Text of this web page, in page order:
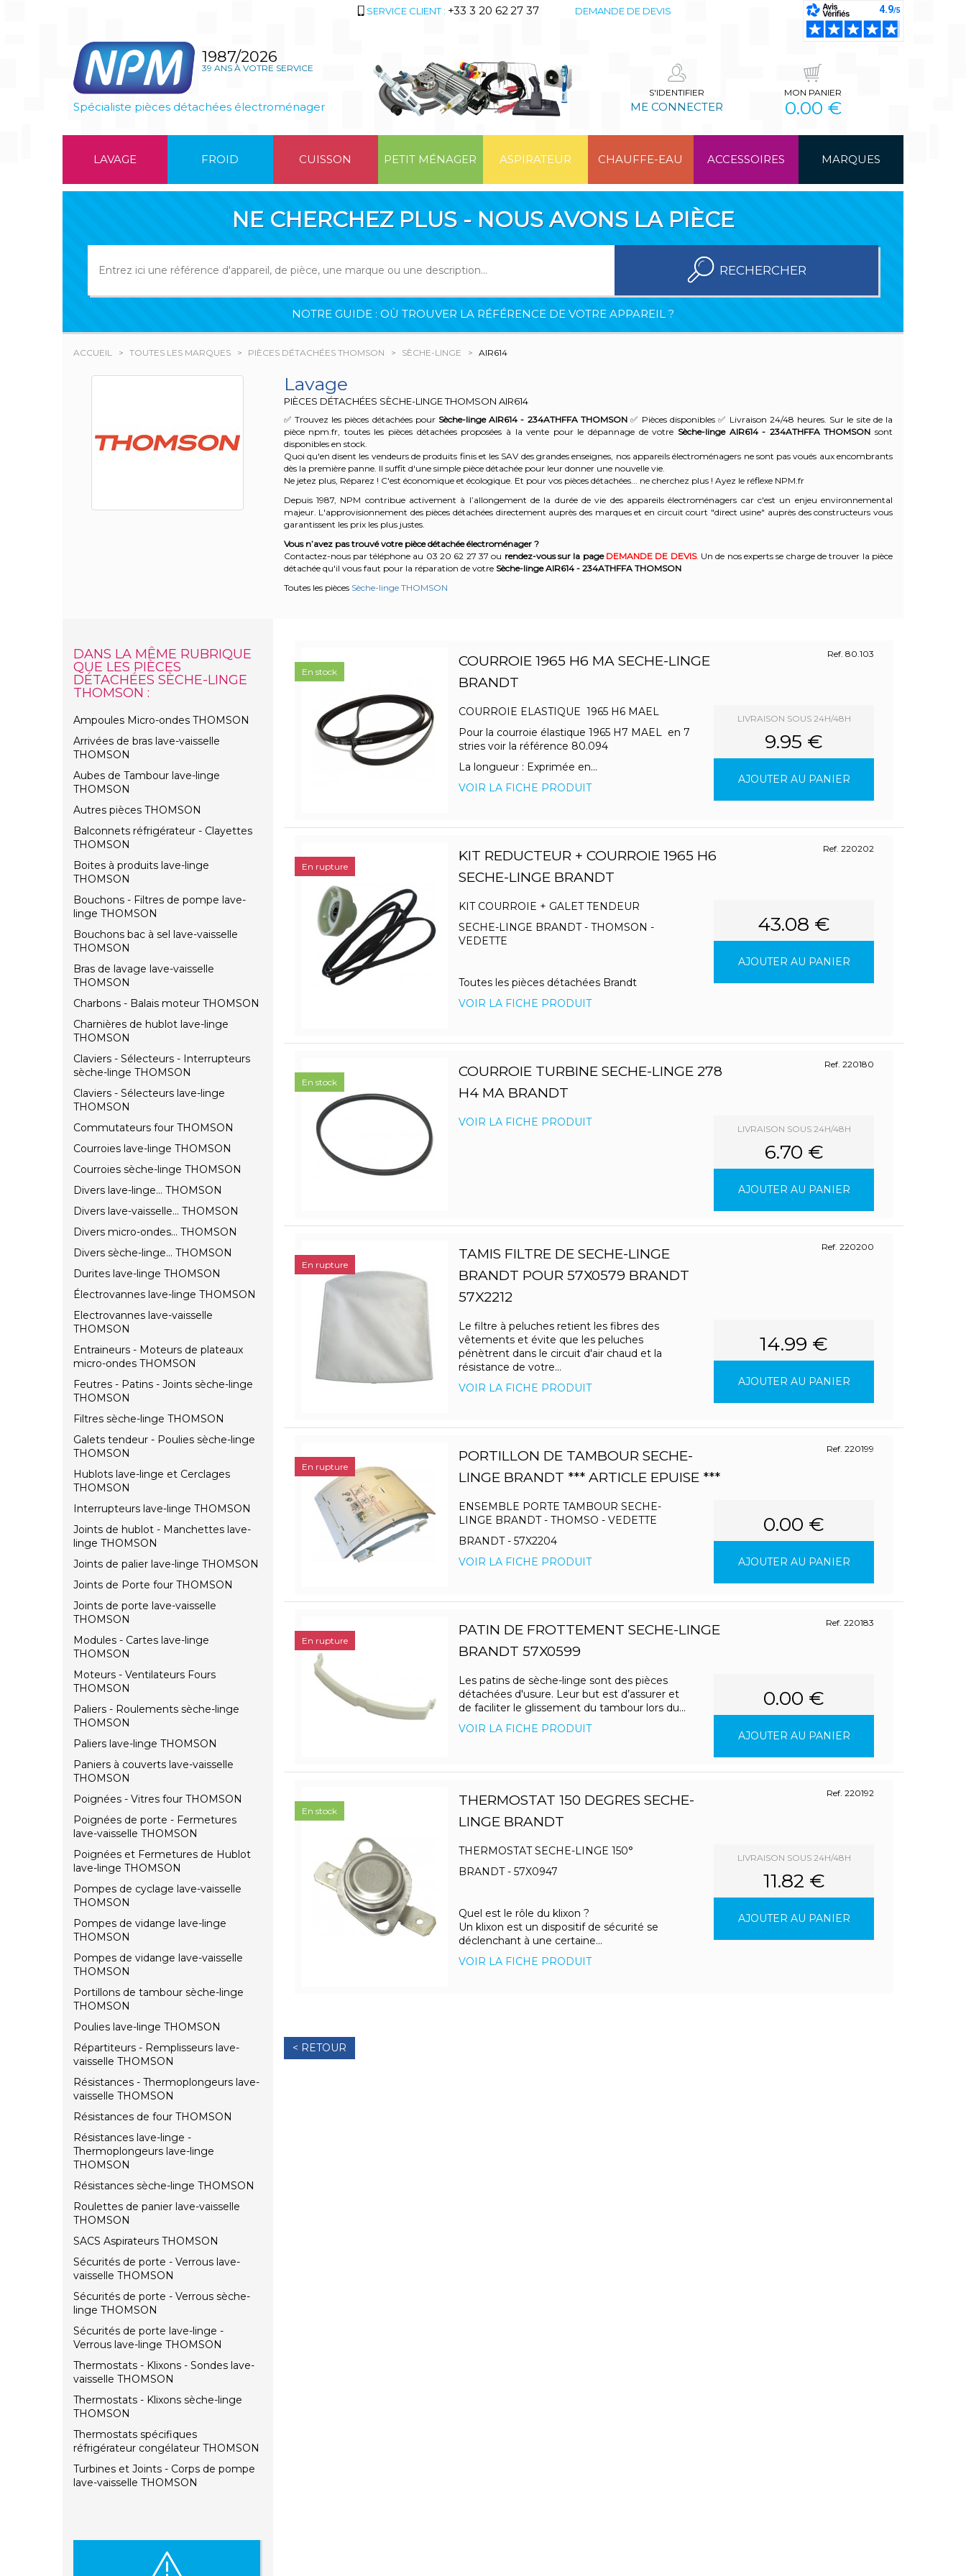
SERVICE CLIENT : +33 3 20 62 27 37 DEMANDE DE DEVIS
1987/2026
39 ANS À VOTRE SERVICE
Spécialiste pièces détachées électroménager
S'IDENTIFIER
ME CONNECTER
MON PANIER
0.00 €
LAVAGE FROID CUISSON PETIT MÉNAGER ASPIRATEUR CHAUFFE-EAU ACCESSOIRES MARQUES
NE CHERCHEZ PLUS - NOUS AVONS LA PIÈCE
RECHERCHER
NOTRE GUIDE : OÙ TROUVER LA RÉFÉRENCE DE VOTRE APPAREIL ?
ACCUEIL TOUTES LES MARQUES PIÈCES DÉTACHÉES THOMSON SÈCHE-LINGE AIR614
Lavage
PIÈCES DÉTACHÉES SÈCHE-LINGE THOMSON AIR614
✅ Trouvez les pièces détachées pour Sèche-linge AIR614 - 234ATHFFA THOMSON✅ Pièces disponibles ✅ Livraison 24/48 heures. Sur le site de la
pièce npm.fr, toutes les pièces détachées proposées à la vente pour le dépannage de votre Sèche-linge AIR614 - 234ATHFFA THOMSON sont
disponibles en stock.
Quoi qu'en disent les vendeurs de produits finis et les SAV des grandes enseignes, nos appareils électroménagers ne sont pas voués aux encombrants
dès la première panne. Il suffit d'une simple pièce détachée pour leur donner une nouvelle vie.
Ne jetez plus, Réparez ! C'est économique et écologique. Et pour vos pièces détachées... ne cherchez plus ! Ayez le réflexe NPM.fr
Depuis 1987, NPM contribue activement à l’allongement de la durée de vie des appareils électroménagers car c'est un enjeu environnemental
majeur. L'approvisionnement des pièces détachées directement auprès des marques et en circuit court "direct usine" auprès des constructeurs vous
garantissent les prix les plus justes.
Vous n’avez pas trouvé votre pièce détachée électroménager ?
Contactez-nous par téléphone au 03 20 62 27 37 ou rendez-vous sur la page DEMANDE DE DEVIS. Un de nos experts se charge de trouver la pièce
détachée qu'il vous faut pour la réparation de votre Sèche-linge AIR614 - 234ATHFFA THOMSON
Toutes les pièces Sèche-linge THOMSON
DANS LA MÊME RUBRIQUE
QUE LES PIÈCES
DÉTACHÉES SÈCHE-LINGE
THOMSON :
Ampoules Micro-ondes THOMSON
Arrivées de bras lave-vaisselle
THOMSON
Aubes de Tambour lave-linge
THOMSON
Autres pièces THOMSON
Balconnets réfrigérateur - Clayettes
THOMSON
Boites à produits lave-linge
THOMSON
Bouchons - Filtres de pompe lave-
linge THOMSON
Bouchons bac à sel lave-vaisselle
THOMSON
Bras de lavage lave-vaisselle
THOMSON
Charbons - Balais moteur THOMSON
Charnières de hublot lave-linge
THOMSON
Claviers - Sélecteurs - Interrupteurs
sèche-linge THOMSON
Claviers - Sélecteurs lave-linge
THOMSON
Commutateurs four THOMSON
Courroies lave-linge THOMSON
Courroies sèche-linge THOMSON
Divers lave-linge... THOMSON
Divers lave-vaisselle... THOMSON
Divers micro-ondes... THOMSON
Divers sèche-linge... THOMSON
Durites lave-linge THOMSON
Électrovannes lave-linge THOMSON
Electrovannes lave-vaisselle
THOMSON
Entraineurs - Moteurs de plateaux
micro-ondes THOMSON
Feutres - Patins - Joints sèche-linge
THOMSON
Filtres sèche-linge THOMSON
Galets tendeur - Poulies sèche-linge
THOMSON
Hublots lave-linge et Cerclages
THOMSON
Interrupteurs lave-linge THOMSON
Joints de hublot - Manchettes lave-
linge THOMSON
Joints de palier lave-linge THOMSON
Joints de Porte four THOMSON
Joints de porte lave-vaisselle
THOMSON
Modules - Cartes lave-linge
THOMSON
Moteurs - Ventilateurs Fours
THOMSON
Paliers - Roulements sèche-linge
THOMSON
Paliers lave-linge THOMSON
Paniers à couverts lave-vaisselle
THOMSON
Poignées - Vitres four THOMSON
Poignées de porte - Fermetures
lave-vaisselle THOMSON
Poignées et Fermetures de Hublot
lave-linge THOMSON
Pompes de cyclage lave-vaisselle
THOMSON
Pompes de vidange lave-linge
THOMSON
Pompes de vidange lave-vaisselle
THOMSON
Portillons de tambour sèche-linge
THOMSON
Poulies lave-linge THOMSON
Répartiteurs - Remplisseurs lave-
vaisselle THOMSON
Résistances - Thermoplongeurs lave-
vaisselle THOMSON
Résistances de four THOMSON
Résistances lave-linge -
Thermoplongeurs lave-linge
THOMSON
Résistances sèche-linge THOMSON
Roulettes de panier lave-vaisselle
THOMSON
SACS Aspirateurs THOMSON
Sécurités de porte - Verrous lave-
vaisselle THOMSON
Sécurités de porte - Verrous sèche-
linge THOMSON
Sécurités de porte lave-linge -
Verrous lave-linge THOMSON
Thermostats - Klixons - Sondes lave-
vaisselle THOMSON
Thermostats - Klixons sèche-linge
THOMSON
Thermostats spécifiques
réfrigérateur congélateur THOMSON
Turbines et Joints - Corps de pompe
lave-vaisselle THOMSON
COURROIE 1965 H6 MA SECHE-LINGE
BRANDT
Ref. 80.103
COURROIE ELASTIQUE 1965 H6 MAEL
Pour la courroie élastique 1965 H7 MAEL en 7
stries voir la référence 80.094
La longueur : Exprimée en...
VOIR LA FICHE PRODUIT
LIVRAISON SOUS 24H/48H
9.95 €
AJOUTER AU PANIER
En stock
KIT REDUCTEUR + COURROIE 1965 H6
SECHE-LINGE BRANDT
Ref. 220202
KIT COURROIE + GALET TENDEUR
SECHE-LINGE BRANDT - THOMSON -
VEDETTE
Toutes les pièces détachées Brandt
VOIR LA FICHE PRODUIT
43.08 €
AJOUTER AU PANIER
En rupture
COURROIE TURBINE SECHE-LINGE 278
H4 MA BRANDT
Ref. 220180
VOIR LA FICHE PRODUIT
LIVRAISON SOUS 24H/48H
6.70 €
AJOUTER AU PANIER
En stock
TAMIS FILTRE DE SECHE-LINGE
BRANDT POUR 57X0579 BRANDT
57X2212
Ref. 220200
Le filtre à peluches retient les fibres des
vêtements et évite que les peluches
pénètrent dans le circuit d'air chaud et la
résistance de votre...
VOIR LA FICHE PRODUIT
14.99 €
AJOUTER AU PANIER
En rupture
PORTILLON DE TAMBOUR SECHE-
LINGE BRANDT *** ARTICLE EPUISE ***
Ref. 220199
ENSEMBLE PORTE TAMBOUR SECHE-
LINGE BRANDT - THOMSO - VEDETTE
BRANDT - 57X2204
VOIR LA FICHE PRODUIT
0.00 €
AJOUTER AU PANIER
En rupture
PATIN DE FROTTEMENT SECHE-LINGE
BRANDT 57X0599
Ref. 220183
Les patins de sèche-linge sont des pièces
détachées d'usure. Leur but est d’assurer et
de faciliter le glissement du tambour lors du...
VOIR LA FICHE PRODUIT
0.00 €
AJOUTER AU PANIER
En rupture
THERMOSTAT 150 DEGRES SECHE-
LINGE BRANDT
Ref. 220192
THERMOSTAT SECHE-LINGE 150°
BRANDT - 57X0947
Quel est le rôle du klixon ?
Un klixon est un dispositif de sécurité se
déclenchant à une certaine...
VOIR LA FICHE PRODUIT
LIVRAISON SOUS 24H/48H
11.82 €
AJOUTER AU PANIER
En stock
< RETOUR